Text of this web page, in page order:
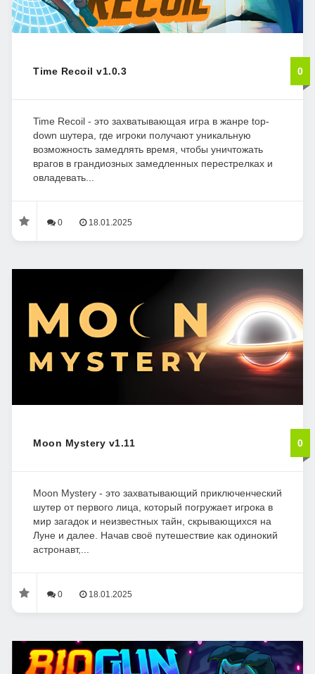
Time Recoil v1.0.3 0
Time Recoil - это захватывающая игра в жанре top-
down шутера, где игроки получают уникальную
возможность замедлять время, чтобы уничтожать
врагов в грандиозных замедленных перестрелках и
овладевать...
0 18.01.2025
Moon Mystery v1.11 0
Moon Mystery - это захватывающий приключенческий
шутер от первого лица, который погружает игрока в
мир загадок и неизвестных тайн, скрывающихся на
Луне и далее. Начав своё путешествие как одинокий
астронавт,...
0 18.01.2025